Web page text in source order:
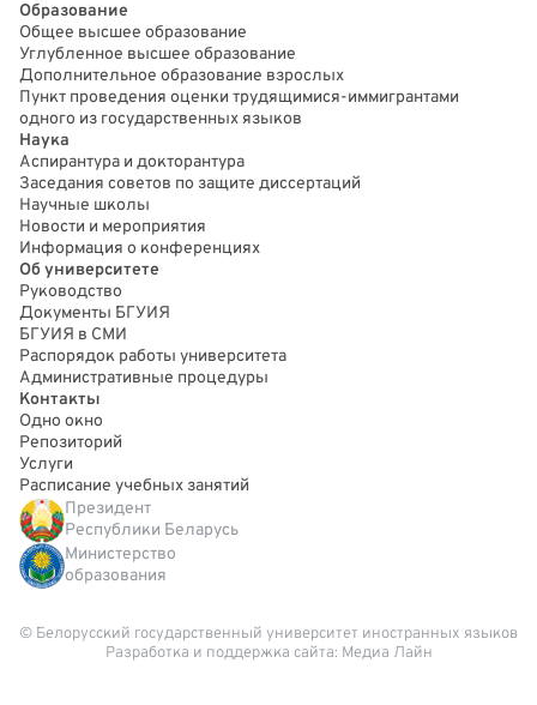
Образование
Общее высшее образование
Углубленное высшее образование
Дополнительное образование взрослых
Пункт проведения оценки трудящимися-иммигрантами
одного из государственных языков
Наука
Аспирантура и докторантура
Заседания советов по защите диссертаций
Научные школы
Новости и мероприятия
Информация о конференциях
Об университете
Руководство
Документы БГУИЯ
БГУИЯ в СМИ
Распорядок работы университета
Административные процедуры
Контакты
Одно окно
Репозиторий
Услуги
Расписание учебных занятий
Президент
Республики Беларусь
Министерство
образования
© Белорусский государственный университет иностранных языков
Разработка и поддержка сайта: Медиа Лайн